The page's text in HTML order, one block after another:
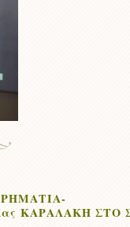
ΚΑΡΑΛΑΚΗ ΣΤΟ